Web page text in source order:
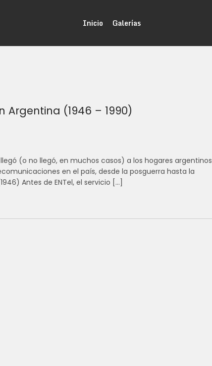
Inicio Galerías
Argentina (1946 – 1990)
(o no llegó, en muchos casos) a los hogares argentinos
en el país, desde la posguerra hasta la
Antes de ENTel, el servicio […]